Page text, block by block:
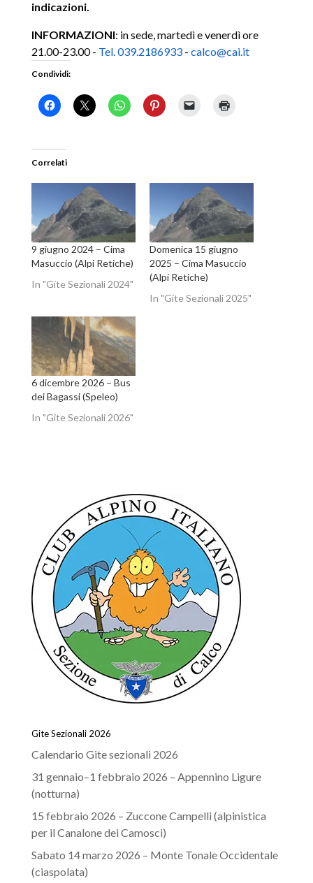
indicazioni.
INFORMAZIONI: in sede, martedì e venerdì ore
21.00-23.00 - Tel. 039.2186933- calco@cai.it
Condividi:
Correlati
9 giugno 2024 – Cima
Masuccio (Alpi Retiche)
In "Gite Sezionali 2024"
Domenica 15 giugno
2025 – Cima Masuccio
(Alpi Retiche)
In "Gite Sezionali 2025"
6 dicembre 2026 – Bus
dei Bagassi (Speleo)
In "Gite Sezionali 2026"
Gite Sezionali 2026
Calendario Gite sezionali 2026
31 gennaio–1 febbraio 2026 – Appennino Ligure
(notturna)
15 febbraio 2026 – Zuccone Campelli (alpinistica
per il Canalone dei Camosci)
Sabato 14 marzo 2026 – Monte Tonale Occidentale
(ciaspolata)